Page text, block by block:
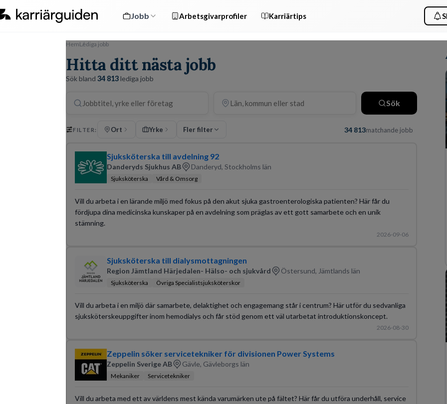
Jobb Arbetsgivarprofiler Karriärtips
HemLediga jobb
Hitta ditt nästa jobb
Sök bland 34 813 lediga jobb
Sök
FILTER: Ort Yrke Fler filter 34 813matchande jobb
Sjuksköterska till avdelning 92
Danderyds Sjukhus AB Danderyd, Stockholms län
Sjuksköterska Vård & Omsorg
Vill du arbeta i en lärande miljö med fokus på den akut sjuka gastroenterologiska patienten? Här får du
fördjupa dina medicinska kunskaper på en avdelning som präglas av ett gott samarbete och en unik
stämning.
2026-09-06
Sjuksköterska till dialysmottagningen
Region Jämtland Härjedalen- Hälso- och sjukvård Östersund, Jämtlands län
Sjuksköterska Övriga Specialistsjuksköterskor
Vill du arbeta i en miljö där samarbete, delaktighet och engagemang står i centrum? Här utför du sedvanliga
sjuksköterskeuppgifter inom hemodialys och får stöd genom ett väl utarbetat introduktionskoncept.
2026-08-30
Zeppelin söker servicetekniker för divisionen Power Systems
Zeppelin Sverige AB Gävle, Gävleborgs län
Mekaniker Servicetekniker
Vill du arbeta med ett av världens mest kända varumärken ute på fältet? Här får du utföra underhåll, service